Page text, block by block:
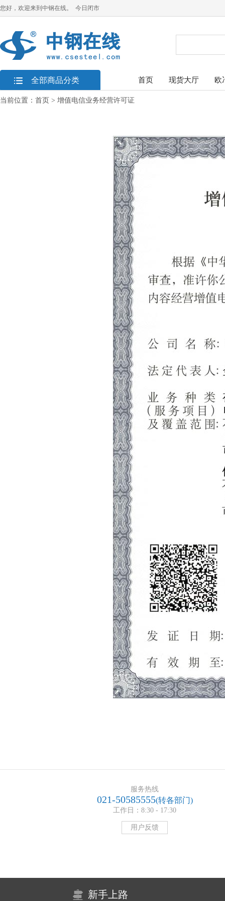
您好，欢迎来到中钢在线。 今日闭市
全部商品分类 首页 现货大厅 欧
当前位置： 首页 > 增值电信业务经营许可证
服务热线
021-50585555(转各部门)
工作日：8:30 - 17:30
用户反馈
新手上路